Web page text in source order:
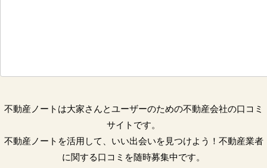
不動産ノートは大家さんとユーザーのための不動産会社の口コミ
サイトです。
不動産ノートを活用して、いい出会いを見つけよう！不動産業者
に関する口コミを随時募集中です。